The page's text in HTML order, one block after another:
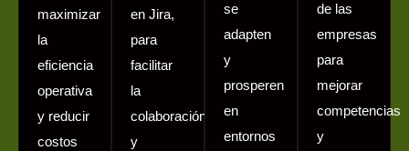
maximizar
la
eficiencia
operativa
y reducir
costos
en Jira,
para
facilitar
la
colaboración
y
se
adapten
y
prosperen
en
entornos
de las
empresas
para
mejorar
competencias
y